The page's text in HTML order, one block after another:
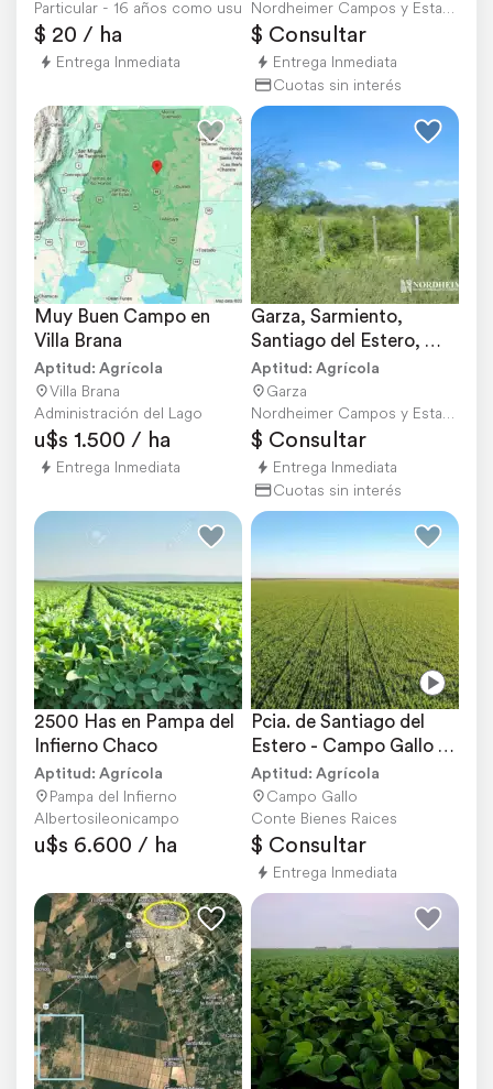
Particular - 16 años como usuario
$ 20 / ha
Entrega Inmediata
Nordheimer Campos y Estancias
$ Consultar
Entrega Inmediata
Cuotas sin interés
Muy Buen Campo en
Villa Brana
Aptitud: Agrícola
Villa Brana
Administración del Lago
u$s 1.500 / ha
Entrega Inmediata
Garza, Sarmiento,
Santiago del Estero,
Argentina
Aptitud: Agrícola
Garza
Nordheimer Campos y Estancias
$ Consultar
Entrega Inmediata
Cuotas sin interés
2500 Has en Pampa del
Infierno Chaco
Aptitud: Agrícola
Pampa del Infierno
Albertosileonicampo
u$s 6.600 / ha
Pcia. de Santiago del
Estero - Campo Gallo
2440 Has
Aptitud: Agrícola
Campo Gallo
Conte Bienes Raices
$ Consultar
Entrega Inmediata